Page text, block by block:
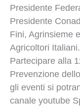
Presidente
Presidente
Fini, Agrinsieme
Agricoltori Italiani.
Partecipare alla
Prevenzione
gli eventi si
canale youtube